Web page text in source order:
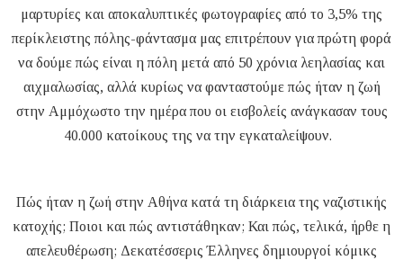
μαρτυρίες και αποκαλυπτικές φωτογραφίες από το 3,5% της
περίκλειστης πόλης-φάντασμα μας επιτρέπουν για πρώτη φορά
να δούμε πώς είναι η πόλη μετά από 50 χρόνια λεηλασίας και
αιχμαλωσίας, αλλά κυρίως να φανταστούμε πώς ήταν η ζωή
στην Αμμόχωστο την ημέρα που οι εισβολείς ανάγκασαν τους
40.000 κατοίκους της να την εγκαταλείψουν.
Πώς ήταν η ζωή στην Αθήνα κατά τη διάρκεια της ναζιστικής
κατοχής; Ποιοι και πώς αντιστάθηκαν; Και πώς, τελικά, ήρθε η
απελευθέρωση; Δεκατέσσερις Έλληνες δημιουργοί κόμικς